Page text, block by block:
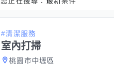
#清潔服務
室內打掃
桃園市中壢區